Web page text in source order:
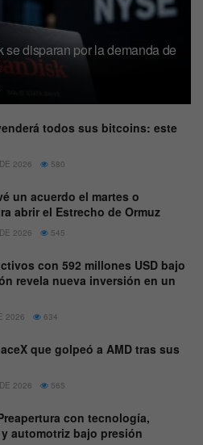
disparan por la demanda de
todos sus bitcoins: este
2026 580
un acuerdo el martes o
abrir el Estrecho de Ormuz
2026 545
con 592 millones USD bajo
revela nueva inversión en un
2026 634
que golpeó a AMD tras sus
2026 565
con tecnología,
automotriz bajo presión